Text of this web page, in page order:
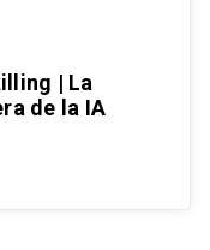
| La
de la IA